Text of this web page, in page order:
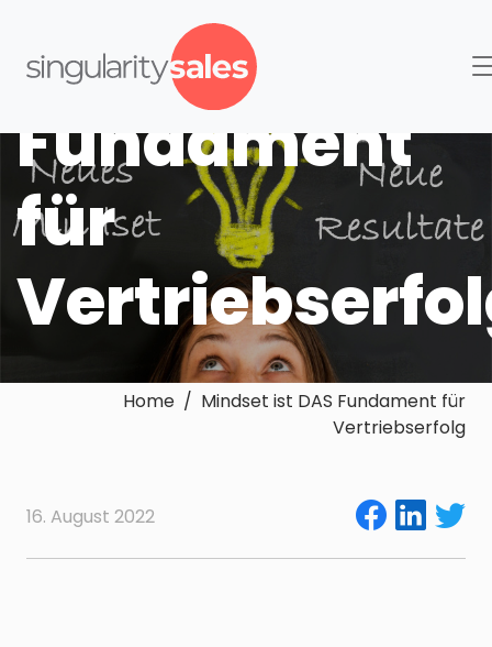
DAS
Fundament
für
Home / Mindset ist DAS Fundament für
Vertriebserfolg
16. August 2022